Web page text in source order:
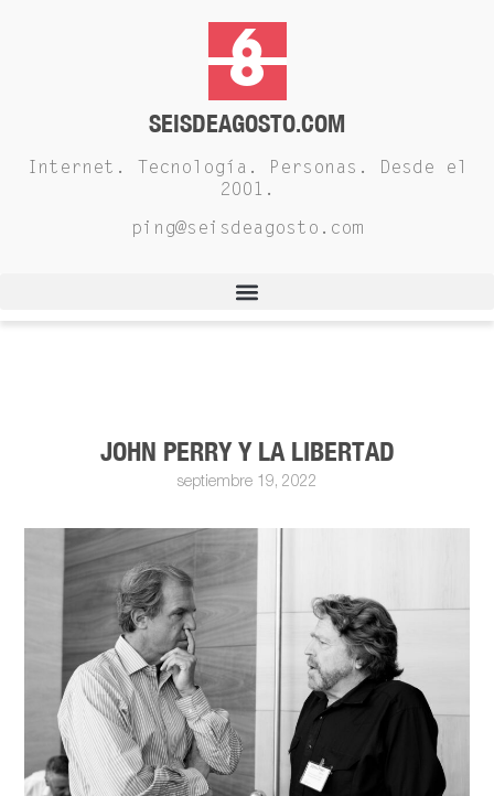
SEISDEAGOSTO.COM
Internet. Tecnología. Personas. Desde el
2001.
ping@seisdeagosto.com
JOHN PERRY Y LA LIBERTAD
septiembre 19, 2022